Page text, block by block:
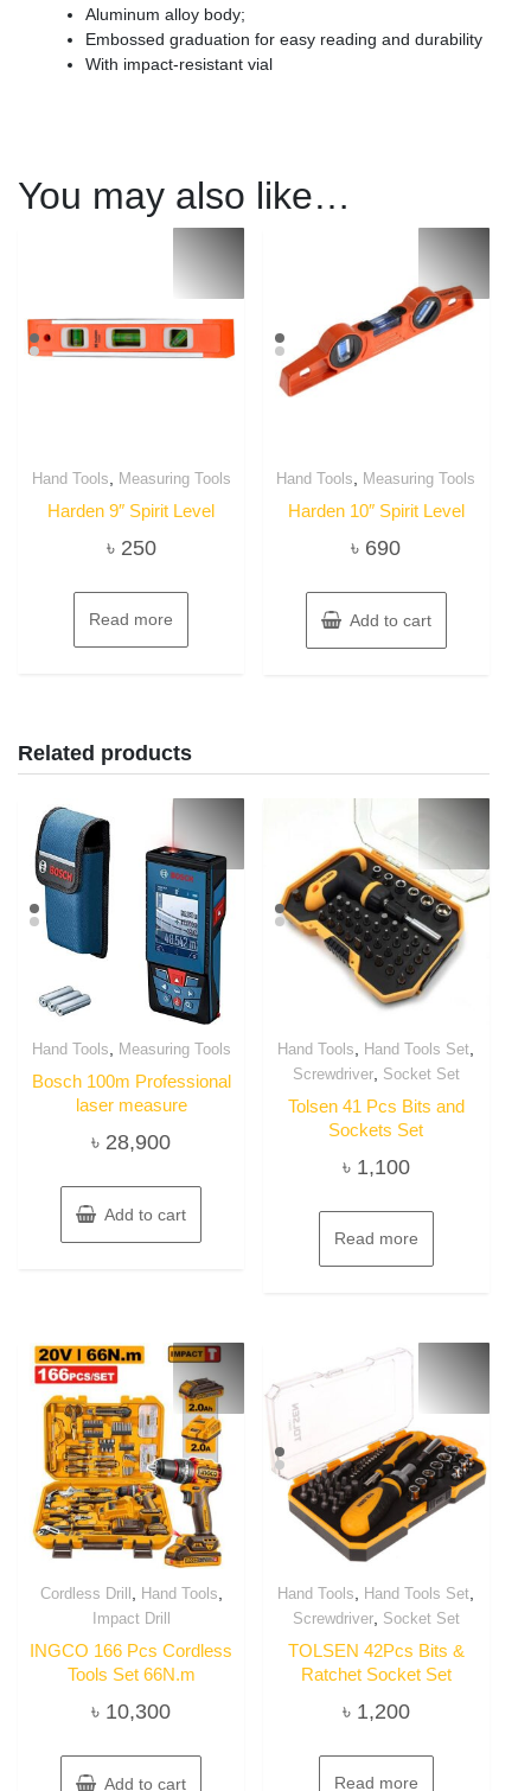
Aluminum alloy body;
Embossed graduation for easy reading and durability
With impact-resistant vial
You may also like…
Hand Tools Measuring Tools
Harden 9″ Spirit Level
৳ 250
Read more
Hand Tools Measuring Tools
Harden 10″ Spirit Level
৳ 690
Add to cart
Related products
Hand Tools Measuring Tools
Bosch 100m Professional
laser measure
৳ 28,900
Add to cart
Hand Tools Hand Tools Set
Screwdriver, Socket Set
Tolsen 41 Pcs Bits and
Sockets Set
৳ 1,100
Read more
Cordless Drill Hand Tools
Impact Drill
INGCO 166 Pcs Cordless
Tools Set 66N.m
৳ 10,300
Add to cart
Hand Tools Hand Tools Set
Screwdriver, Socket Set
TOLSEN 42Pcs Bits &
Ratchet Socket Set
৳ 1,200
Read more